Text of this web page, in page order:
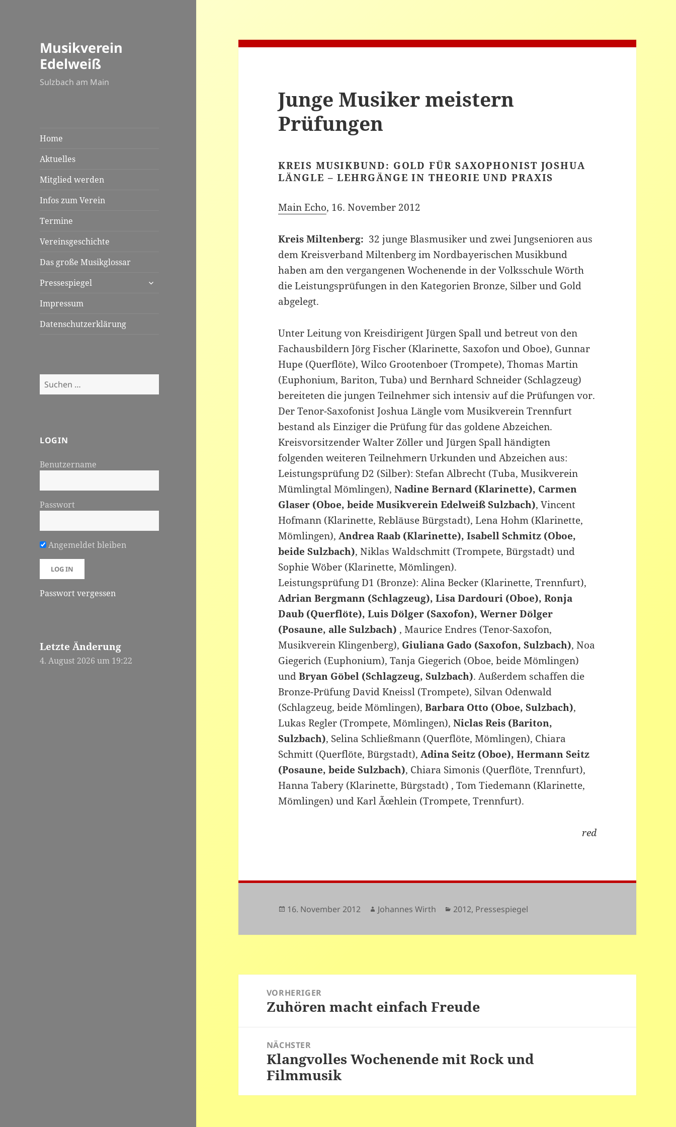
Musikverein
Edelweiß
Sulzbach am Main
Home
Aktuelles
Mitglied werden
Infos zum Verein
Termine
Vereinsgeschichte
Das große Musikglossar
Pressespiegel
untermenü
Impressum
Datenschutzerklärung
Suchen
nach:
LOGIN
Benutzername
Passwort
Angemeldet bleiben
Passwort vergessen
Letzte Änderung
4. August 2026 um 19:22
Junge Musiker meistern
Prüfungen
KREIS MUSIKBUND: GOLD FÜR SAXOPHONIST JOSHUA
LÄNGLE – LEHRGÄNGE IN THEORIE UND PRAXIS
Main Echo, 16. November 2012
Kreis Miltenberg: 32 junge Blasmusiker und zwei Jungsenioren aus
dem Kreisverband Miltenberg im Nordbayerischen Musikbund
haben am den vergangenen Wochenende in der Volksschule Wörth
die Leistungsprüfungen in den Kategorien Bronze, Silber und Gold
abgelegt.
Unter Leitung von Kreisdirigent Jürgen Spall und betreut von den
Fachausbildern Jörg Fischer (Klarinette, Saxofon und Oboe), Gunnar
Hupe (Querflöte), Wilco Grootenboer (Trompete), Thomas Martin
(Euphonium, Bariton, Tuba) und Bernhard Schneider (Schlagzeug)
bereiteten die jungen Teilnehmer sich intensiv auf die Prüfungen vor.
Der Tenor-Saxofonist Joshua Längle vom Musikverein Trennfurt
bestand als Einziger die Prüfung für das goldene Abzeichen.
Kreisvorsitzender Walter Zöller und Jürgen Spall händigten
folgenden weiteren Teilnehmern Urkunden und Abzeichen aus:
Leistungsprüfung D2 (Silber): Stefan Albrecht (Tuba, Musikverein
Mümlingtal Mömlingen),Nadine Bernard (Klarinette), Carmen
Glaser (Oboe, beide Musikverein Edelweiß Sulzbach), Vincent
Hofmann (Klarinette, Rebläuse Bürgstadt), Lena Hohm (Klarinette,
Mömlingen),Andrea Raab (Klarinette), Isabell Schmitz (Oboe,
beide Sulzbach), Niklas Waldschmitt (Trompete, Bürgstadt) und
Sophie Wöber (Klarinette, Mömlingen).
Leistungsprüfung D1 (Bronze): Alina Becker (Klarinette, Trennfurt),
Adrian Bergmann (Schlagzeug), Lisa Dardouri (Oboe), Ronja
Daub (Querflöte), Luis Dölger (Saxofon), Werner Dölger
(Posaune, alle Sulzbach) , Maurice Endres (Tenor-Saxofon,
Musikverein Klingenberg), Giuliana Gado (Saxofon, Sulzbach), Noa
Giegerich (Euphonium), Tanja Giegerich (Oboe, beide Mömlingen)
undBryan Göbel (Schlagzeug, Sulzbach). Außerdem schaffen die
Bronze-Prüfung David Kneissl (Trompete), Silvan Odenwald
(Schlagzeug, beide Mömlingen),Barbara Otto (Oboe, Sulzbach),
Lukas Regler (Trompete, Mömlingen),Niclas Reis (Bariton,
Sulzbach), Selina Schließmann (Querflöte, Mömlingen), Chiara
Schmitt (Querflöte, Bürgstadt),Adina Seitz (Oboe), Hermann Seitz
(Posaune, beide Sulzbach), Chiara Simonis (Querflöte, Trennfurt),
Hanna Tabery (Klarinette, Bürgstadt) , Tom Tiedemann (Klarinette,
Mömlingen) und Karl Ãœhlein (Trompete, Trennfurt).
red
Veröffentlicht
16. November 2012 Autor
Johannes Wirth Kategorien
2012, Pressespiegel
VORHERIGER
Vorheriger
Zuhören macht einfach Freude
NÄCHSTER
Nächster
Beitrag:
Klangvolles Wochenende mit Rock und
Filmmusik